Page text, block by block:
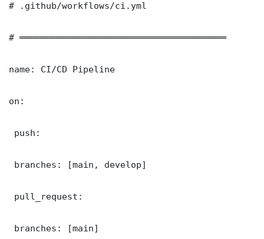
# .github/workflows/ci.yml
# ═══════════════════════════════════════
name: CI/CD Pipeline
on:
push:
branches: [main, develop]
pull_request:
branches: [main]